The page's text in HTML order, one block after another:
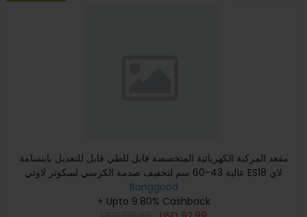
مقعد المركبة الكهربائية المتخصصة قابل للطي قابل للتعديل بابتسامة
عالية 43-60 سم لتخفيف صدمة الكرسي لسكوتر لاوتي ES18 لاي
Banggood
+ Upto 9.80% Cashback